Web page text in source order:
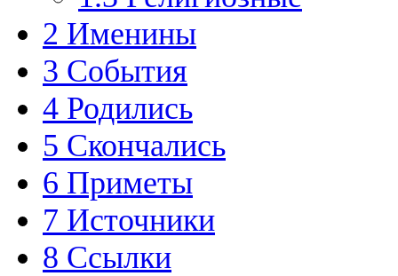
2 Именины
3 События
4 Родились
5 Скончались
6 Приметы
7 Источники
8 Ссылки